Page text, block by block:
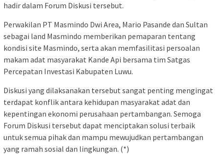
hadir dalam Forum Diskusi tersebut.
Perwakilan PT Masmindo Dwi Area, Mario Pasande dan Sultan
sebagai land Masmindo memberikan pemaparan tentang
kondisi site Masmindo, serta akan memfasilitasi persoalan
makam adat masyarakat Kande Api bersama tim Satgas
Percepatan Investasi Kabupaten Luwu.
Diskusi yang dilaksanakan tersebut sangat penting mengingat
terdapat konflik antara kehidupan masyarakat adat dan
kepentingan ekonomi perusahaan pertambangan. Semoga
Forum Diskusi tersebut dapat menciptakan solusi terbaik
untuk semua pihak dan mampu mewujudkan pertambangan
yang ramah sosial dan lingkungan. (*)